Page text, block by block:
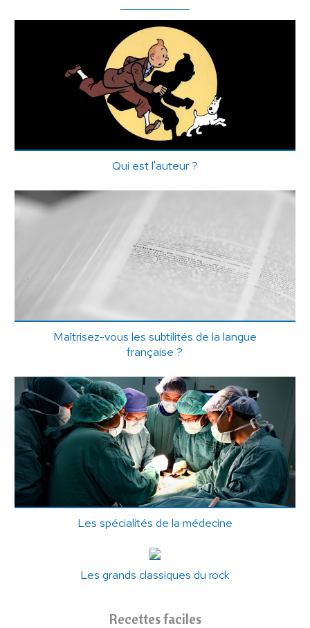
Qui est l'auteur ?
Maîtrisez-vous les subtilités de la langue
française ?
Les spécialités de la médecine
Les grands classiques du rock
Recettes faciles